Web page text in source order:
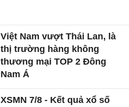
Việt Nam vượt Thái Lan, là
thị trường hàng không
thương mại TOP 2 Đông
Nam Á
XSMN 7/8 - Kết quả xổ số